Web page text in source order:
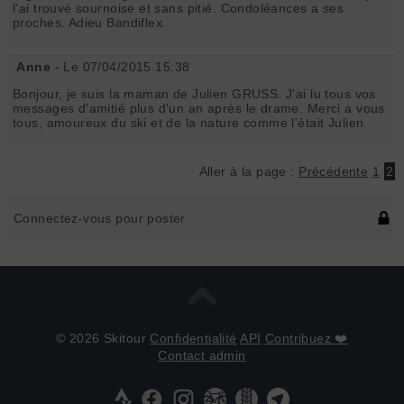
l'ai trouvé sournoise et sans pitié. Condoléances a ses
proches. Adieu Bandiflex.
Anne - Le 07/04/2015 15:38
Bonjour, je suis la maman de Julien GRUSS. J'ai lu tous vos
messages d'amitié plus d'un an après le drame. Merci a vous
tous, amoureux du ski et de la nature comme l'était Julien.
Aller à la page : Précédente 1 2
Connectez-vous pour poster
© 2026 Skitour Confidentialité API Contribuez ❤️
Contact admin